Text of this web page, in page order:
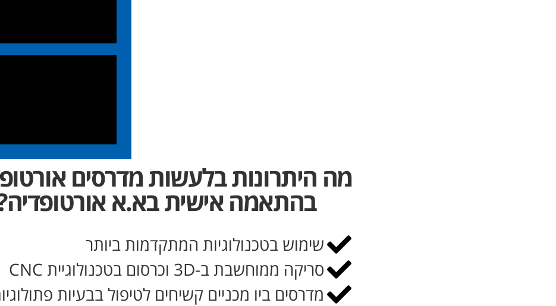
מה היתרונות בלעשות מדרסים
בהתאמה אישית בא.א
שימוש בטכנולוגיות המתקדמות ביותר
סריקה ממוחשבת ב-3D וכרסום בטכנולוגיית CNC
מדרסים ביו מכניים קשיחים לטיפול בבעיות